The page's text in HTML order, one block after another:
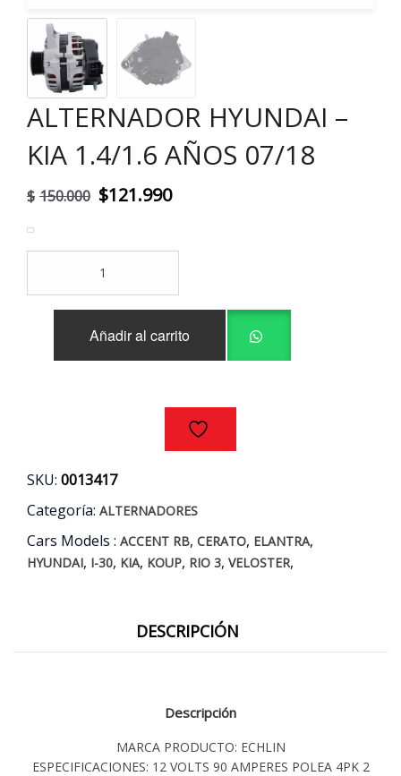
ALTERNADOR HYUNDAI –
KIA 1.4/1.6 AÑOS 07/18
$ 150.000 El
original
era:
$150.000.
$121.990El
actual
$121.990.
-
Añadir al carrito
SKU: 0013417
Categoría: ALTERNADORES
Cars Models : ACCENT RB, CERATO, ELANTRA,
HYUNDAI, I-30, KIA, KOUP, RIO 3, VELOSTER,
DESCRIPCIÓN
Descripción
MARCA PRODUCTO: ECHLIN
ESPECIFICACIONES: 12 VOLTS 90 AMPERES POLEA 4PK 2